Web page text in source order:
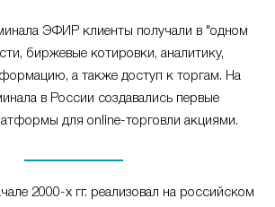
ЭФИР клиенты получали в "одном
биржевые котировки, аналитику,
а также доступ к торгам. На
в России создавались первые
для online-торговли акциями.
2000-х гг. реализовал на российском